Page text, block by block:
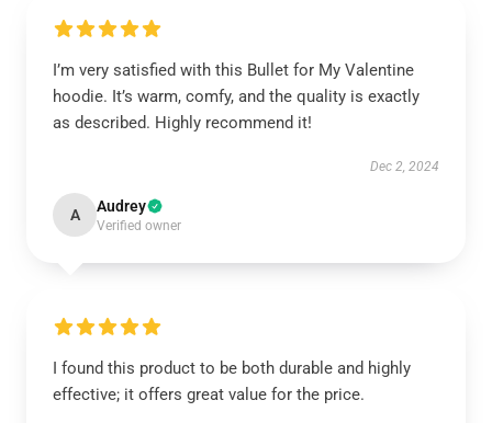
I’m very satisfied with this Bullet for My Valentine
hoodie. It’s warm, comfy, and the quality is exactly
as described. Highly recommend it!
Dec 2, 2024
A Audrey
Verified owner
I found this product to be both durable and highly
effective; it offers great value for the price.